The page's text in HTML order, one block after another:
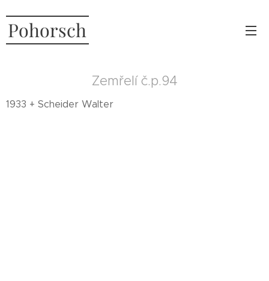
Pohorsch
Zemřelí č.p.94
1933 + Scheider Walter